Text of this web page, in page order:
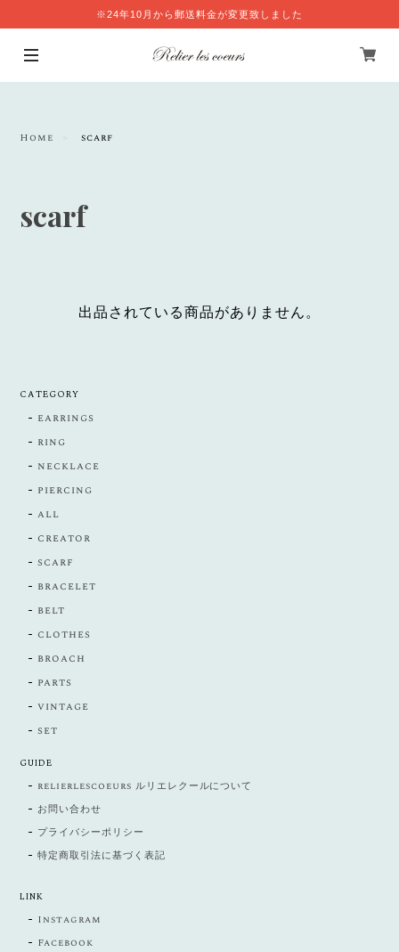
※24年10月から郵送料金が変更致しました
Home scarf
scarf
出品されている商品がありません。
CATEGORY
earrings
ring
necklace
piercing
all
creator
scarf
bracelet
belt
clothes
broach
parts
vintage
set
GUIDE
relierlescoeurs ルリエレクールについて
お問い合わせ
プライバシーポリシー
特定商取引法に基づく表記
LINK
Instagram
Facebook